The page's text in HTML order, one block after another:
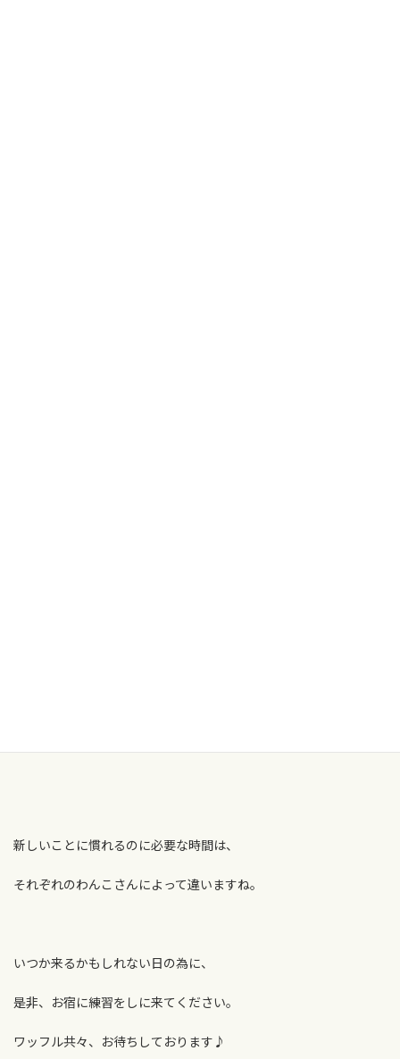
新しいことに慣れるのに必要な時間は、
それぞれのわんこさんによって違いますね。
いつか来るかもしれない日の為に、
是非、お宿に練習をしに来てください。
ワッフル共々、お待ちしております♪